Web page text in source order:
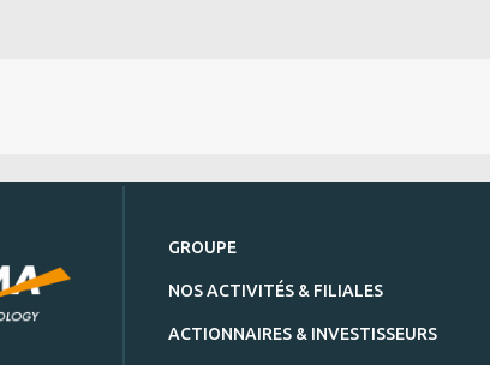
GROUPE
NOS ACTIVITÉS & FILIALES
ACTIONNAIRES & INVESTISSEURS